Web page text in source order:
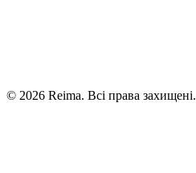
© 2026 Reima. Всі права захищені.